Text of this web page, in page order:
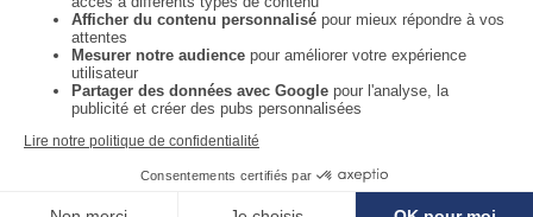
Voir la carte
Auvergne-Rhône-Alpes Tourisme